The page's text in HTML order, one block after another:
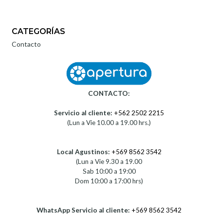
CATEGORÍAS
Contacto
CONTACTO:
Servicio al cliente: +562 2502 2215
(Lun a Vie 10.00 a 19.00 hrs.)
Local Agustinos: +569 8562 3542
(Lun a Vie 9.30 a 19.00
Sab 10:00 a 19:00
Dom 10:00 a 17:00 hrs)
WhatsApp Servicio al cliente: +569 8562 3542